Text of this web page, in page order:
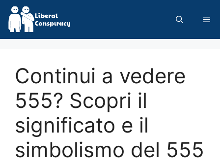
Skip
content
Continui a vedere
555? Scopri il
significato e il
simbolismo del 555